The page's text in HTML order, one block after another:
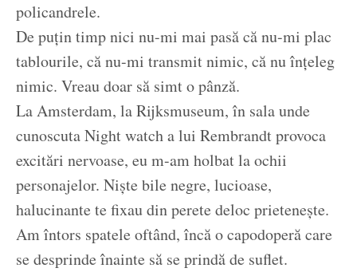
policandrele.
De puțin timp nici nu-mi mai pasă că nu-mi plac
tablourile, că nu-mi transmit nimic, că nu înțeleg
nimic. Vreau doar să simt o pânză.
La Amsterdam, la Rijksmuseum, în sala unde
cunoscuta Night watch a lui Rembrandt provoca
excitări nervoase, eu m-am holbat la ochii
personajelor. Niște bile negre, lucioase,
halucinante te fixau din perete deloc prietenește.
Am întors spatele oftând, încă o capodoperă care
se desprinde înainte să se prindă de suflet.